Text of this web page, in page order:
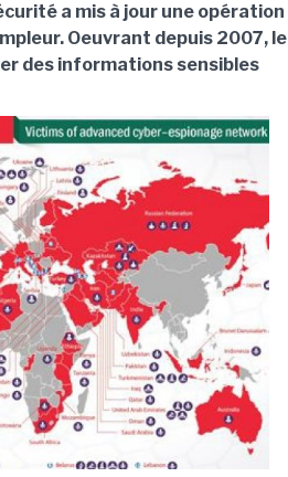
a mis à jour une opération
Oeuvrant depuis 2007, le
des informations sensibles